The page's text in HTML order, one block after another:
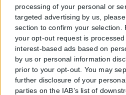
processing of your personal or
targeted advertising by us,
section to confirm your selection.
your opt-out request is
interest-based ads based on
by us or personal information
prior to your opt-out. You may
further disclosure of your
parties on the IAB’s list of